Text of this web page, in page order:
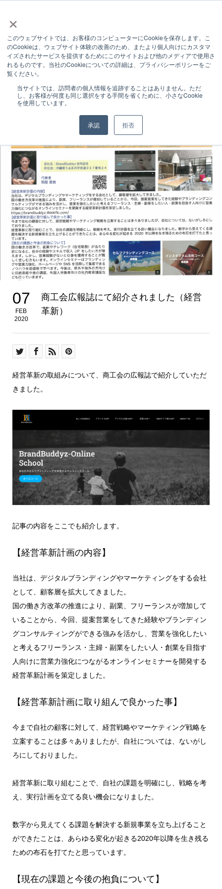
×
このウェブサイトでは、お客様のコンピューターにCookieを保存します。こ
のCookieは、ウェブサイト体験の改善のため、またより個人向けにカスタマ
イズされたサービスを提供するためにこのサイトおよび他のメディアで使用さ
れるものです。当社のCookieについての詳細は、プライバシーポリシーをご
覧ください。
当サイトでは、訪問者の個人情報を追跡することはありません。ただ
し、お客様が何度も同じ選択をする手間を省くために、小さなCookie
を使用しています。
承認 拒否
INFORMATION
お知らせ
お知らせ 商工会広報誌にて紹介されました（経営革新）
07
FEB
2020
商工会広報誌にて紹介されました（経営
革新）
経営革新の取組みについて、商工会の広報誌で紹介していただ
きました。
記事の内容をここでも紹介します。
【経営革新計画の内容】
当社は、デジタルブランディングやマーケティングをする会社
として、顧客層を拡大してきました。
国の働き方改革の推進により、副業、フリーランスが増加して
いることから、今回、提案営業をしてきた経験やブランディン
グコンサルティングができる強みを活かし、営業を強化したい
と考えるフリーランス・主婦・副業をしたい人・創業を目指す
人向けに営業力強化につながるオンラインセミナーを開発する
経営革新計画を策定しました。
【経営革新計画に取り組んで良かった事】
今まで自社の顧客に対して、経営戦略やマーケティング戦略を
立案することは多々ありましたが、自社については、ないがし
ろにしておりました。
経営革新に取り組むことで、自社の課題を明確にし、戦略を考
え、実行計画を立てる良い機会になりました。
数字から見えてくる課題を解決する新規事業を立ち上げること
ができたことは、あらゆる変化が起きる2020年以降を生き残る
ための布石を打てたと思っています。
【現在の課題と今後の抱負について】